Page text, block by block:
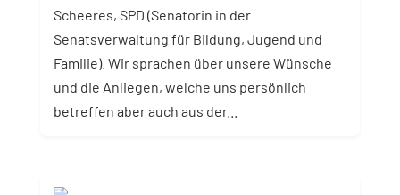
Scheeres, SPD (Senatorin in der
Senatsverwaltung für Bildung, Jugend und
Familie). Wir sprachen über unsere Wünsche
und die Anliegen, welche uns persönlich
betreffen aber auch aus der...